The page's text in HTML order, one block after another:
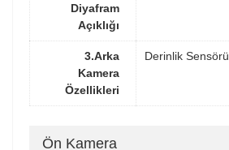
Diyafram
Açıklığı
3.Arka
Kamera
Özellikleri
Derinlik Sensörü
Ön Kamera